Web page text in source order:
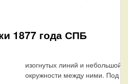
1877 года СПБ
изогнутых линий и небольшой
окружности между ними. Под